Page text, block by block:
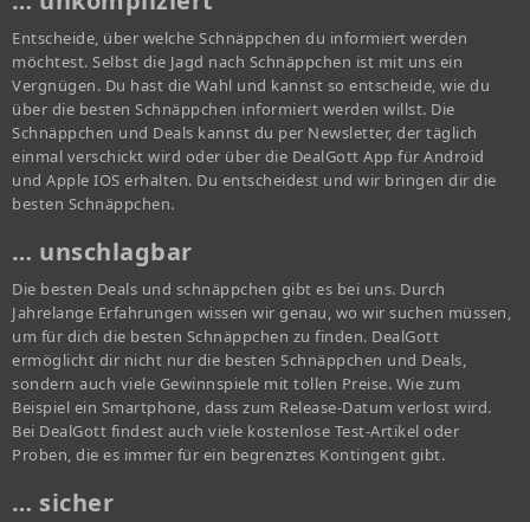
Entscheide, über welche Schnäppchen du informiert werden
möchtest. Selbst die Jagd nach Schnäppchen ist mit uns ein
Vergnügen. Du hast die Wahl und kannst so entscheide, wie du
über die besten Schnäppchen informiert werden willst. Die
Schnäppchen und Deals kannst du per Newsletter, der täglich
einmal verschickt wird oder über die DealGott App für Android
und Apple IOS erhalten. Du entscheidest und wir bringen dir die
besten Schnäppchen.
… unschlagbar
Die besten Deals und schnäppchen gibt es bei uns. Durch
Jahrelange Erfahrungen wissen wir genau, wo wir suchen müssen,
um für dich die besten Schnäppchen zu finden. DealGott
ermöglicht dir nicht nur die besten Schnäppchen und Deals,
sondern auch viele Gewinnspiele mit tollen Preise. Wie zum
Beispiel ein Smartphone, dass zum Release-Datum verlost wird.
Bei DealGott findest auch viele kostenlose Test-Artikel oder
Proben, die es immer für ein begrenztes Kontingent gibt.
… sicher